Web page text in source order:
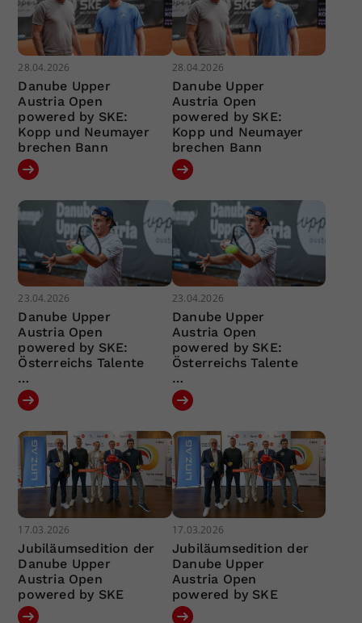
28.04.2026
Danube Upper
Austria Open
powered by SKE:
Kopp und Neumayer
brechen Bann
28.04.2026
Danube Upper
Austria Open
powered by SKE:
Kopp und Neumayer
brechen Bann
23.04.2026
Danube Upper
Austria Open
powered by SKE:
Österreichs Talente
…
23.04.2026
Danube Upper
Austria Open
powered by SKE:
Österreichs Talente
…
17.03.2026
Jubiläumsedition der
Danube Upper
Austria Open
powered by SKE
17.03.2026
Jubiläumsedition der
Danube Upper
Austria Open
powered by SKE